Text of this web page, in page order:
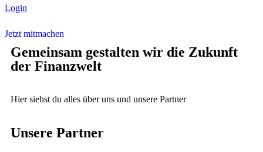
Login
Jetzt mitmachen
Gemeinsam gestalten wir die Zukunft
der Finanzwelt
Hier siehst du alles über uns und unsere Partner
Unsere Partner